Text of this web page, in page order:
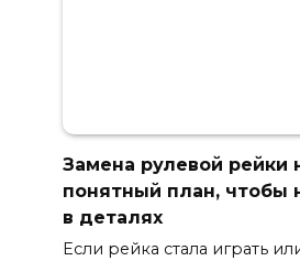
Замена рулевой рейки
понятный план, чтобы
в деталях
Если рейка стала играть